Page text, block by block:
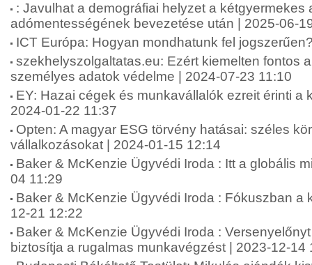
: Javulhat a demográfiai helyzet a kétgyermekes
adómentességének bevezetése után | 2025-06-
ICT Európa: Hogyan mondhatunk fel
szekhelyszolgaltatas.eu: Ezért kiemelten fontos
személyes adatok védelme | 2024-07-23 11:10
EY: Hazai cégek és munkavállalók ezreit érinti a
2024-01-22 11:37
Opten: A magyar ESG törvény hatásai: széles
vállalkozásokat | 2024-01-15 12:14
Baker & McKenzie Ügyvédi Iroda : Itt a globális
04 11:29
Baker & McKenzie Ügyvédi Iroda : Fókuszban a
12-21 12:22
Baker & McKenzie Ügyvédi Iroda :
biztosítja a rugalmas munkavégzést | 2023-12-14